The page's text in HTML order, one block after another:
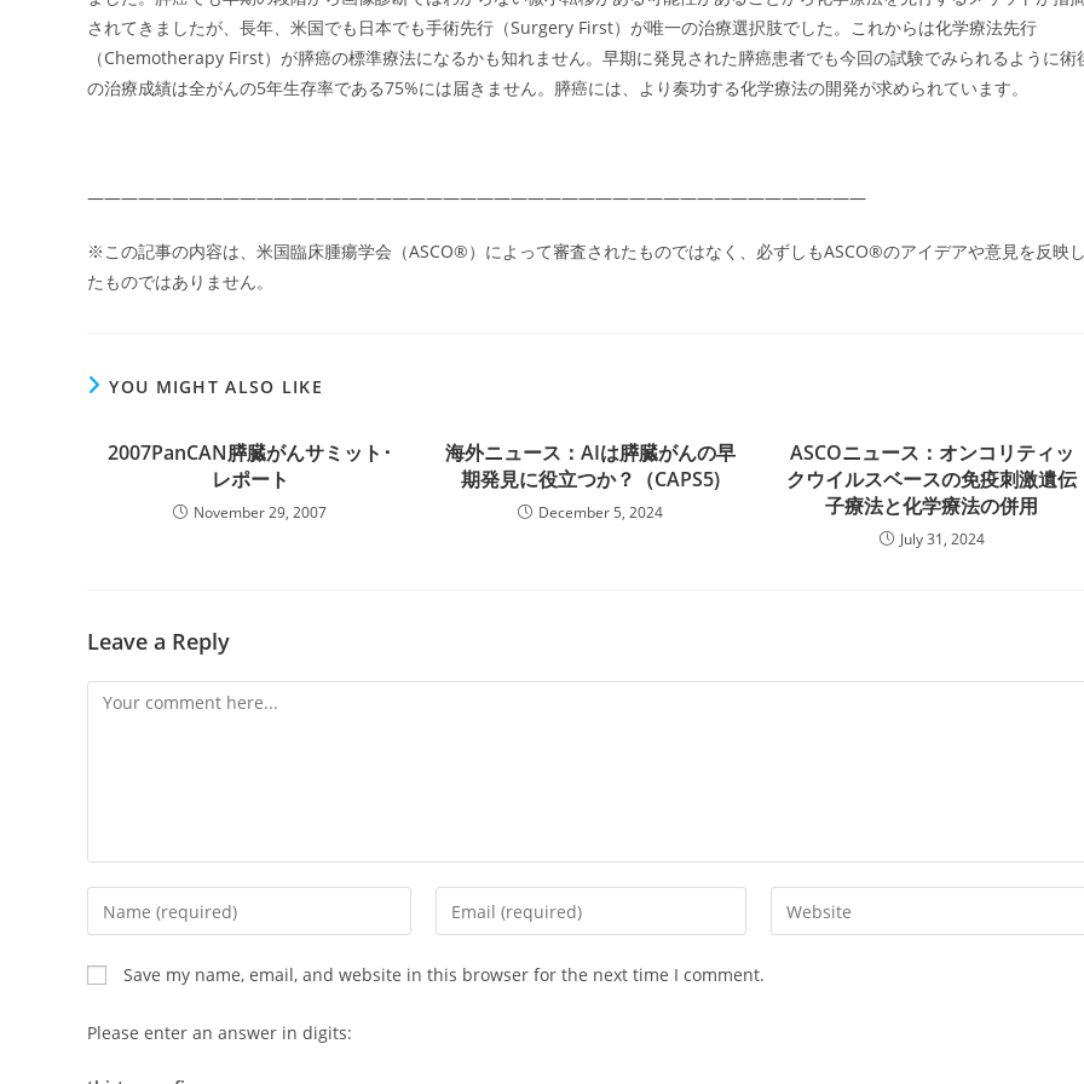
されてきましたが、長年、米国でも日本でも手術先行（Surgery First）が唯一の治療選択肢でした。これからは化学療法先行
（Chemotherapy First）が膵癌の標準療法になるかも知れません。早期に発見された膵癌患者でも今回の試験でみられるように術
の治療成績は全がんの5年生存率である75%には届きません。膵癌には、より奏功する化学療法の開発が求められています。
――――――――――――――――――――――――――――――――――――――――――――――
※この記事の内容は、米国臨床腫瘍学会（ASCO®）によって審査されたものではなく、必ずしもASCO®のアイデアや意見を反映
たものではありません。
YOU MIGHT ALSO LIKE
2007PanCAN膵臓がんサミット･
レポート
November 29, 2007
海外ニュース：AIは膵臓がんの早
期発見に役立つか？（CAPS5)
December 5, 2024
ASCOニュース：オンコリティッ
クウイルスベースの免疫刺激遺伝
子療法と化学療法の併用
July 31, 2024
Leave a Reply
Comment
Enter
your
name
or
username
Enter
your
Enter
your
Save my name, email, and website in this browser for the next time I comment.
Please enter an answer in digits: